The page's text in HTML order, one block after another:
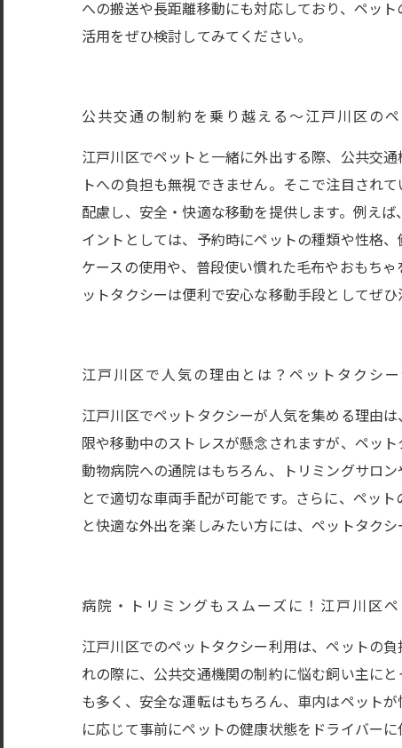
への搬送や長距離移動にも対応しており、ペッ
活用をぜひ検討してみてください。
公共交通の制約を乗り越える〜江戸川区の
江戸川区でペットと一緒に外出する際、公共交
トへの負担も無視できません。そこで注目され
配慮し、安全・快適な移動を提供します。例え
イントとしては、予約時にペットの種類や性格
ケースの使用や、普段使い慣れた毛布やおもち
ットタクシーは便利で安心な移動手段としてぜひ
江戸川区で人気の理由とは？ペットタクシ
江戸川区でペットタクシーが人気を集める理由
限や移動中のストレスが懸念されますが、ペッ
動物病院への通院はもちろん、トリミングサロ
とで適切な車両手配が可能です。さらに、ペッ
と快適な外出を楽しみたい方には、ペットタク
病院・トリミングもスムーズに！江戸川区
江戸川区でのペットタクシー利用は、ペットの
れの際に、公共交通機関の制約に悩む飼い主に
も多く、安全な運転はもちろん、車内はペット
に応じて事前にペットの健康状態をドライバー